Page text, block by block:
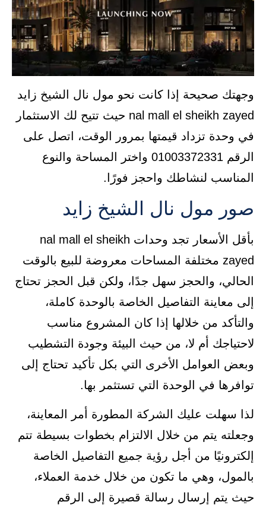
وجهتك صحيحة إذا كانت نحو مول نال الشيخ زايد
nal mall el sheikh zayed حيث تتيح لك الاستثمار
في وحدة تزداد قيمتها بمرور الوقت، اتصل على
الرقم 01003372331 واختر المساحة والنوع
المناسب لنشاطك واحجز فورًا.
صور مول نال الشيخ زايد
بأقل الأسعار تجد وحدات nal mall el sheikh
zayed مختلفة المساحات معروضة للبيع بالوقت
الحالي، والحجز سهل جدًا، ولكن قبل الحجز تحتاج
إلى معاينة التفاصيل الخاصة بالوحدة كاملة،
والتأكد من خلالها إذا كان المشروع مناسب
لاحتياجك أم لا، من حيث البيئة وجودة التشطيب
وبعض العوامل الأخرى التي بكل تأكيد تحتاج إلى
توافرها في الوحدة التي تستثمر بها.
لذا سهلت عليك الشركة المطورة أمر المعاينة،
وجعلته يتم من خلال الالتزام بخطوات بسيطة تتم
إلكترونيًا من أجل رؤية جميع التفاصيل الخاصة
بالمول، وهي ما تكون من خلال خدمة العملاء،
حيث يتم إرسال رسالة قصيرة إلى الرقم